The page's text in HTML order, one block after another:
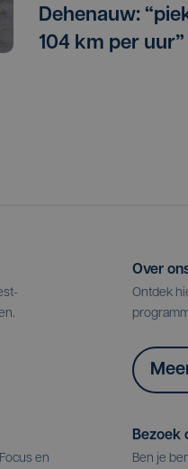
Dehenauw:
104 km per uur”
Over
Ontdek
en
Bezoek
Ben je